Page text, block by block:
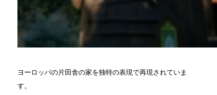
ヨーロッパの片田舎の家を独特の表現で再現されていま
す。